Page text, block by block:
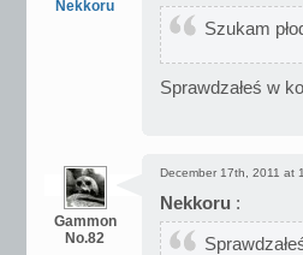
Nekkoru
Szukam
Sprawdzałeś w
Gammon
No.82
December 17th, 2011 at
Nekkoru :